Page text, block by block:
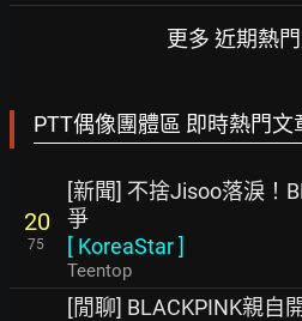
更多 近期熱
PTT偶像團體區 即時熱門文
20
75
[新聞] 不捨Jisoo落淚！
爭
[ KoreaStar]
Teentop
[閒聊] BLACKPINK親自